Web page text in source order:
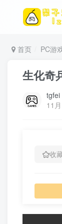
首页 PC游
生化奇
tgfei
11
收